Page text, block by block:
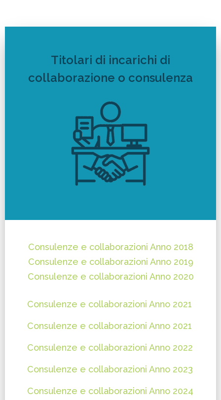
Titolari di incarichi di
collaborazione o consulenza
Consulenze e collaborazioni Anno 2018
Consulenze e collaborazioni Anno 2019
Consulenze e collaborazioni Anno 2020
Consulenze e collaborazioni Anno 2021
Consulenze e collaborazioni Anno 2021
Consulenze e collaborazioni Anno 2022
Consulenze e collaborazioni Anno 2023
Consulenze e collaborazioni Anno 2024